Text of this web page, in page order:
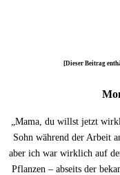
[Dieser Beitrag
„Mama, du willst jetzt
Sohn während der Arbeit
aber ich war wirklich auf
Pflanzen – abseits der